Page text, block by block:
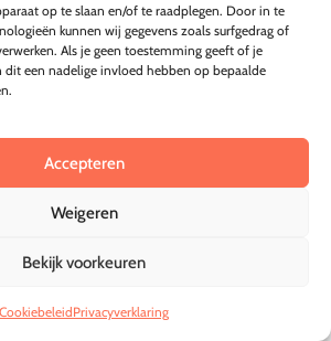
op te slaan en/of te raadplegen. Door in te
kunnen wij gegevens zoals surfgedrag of
Als je geen toestemming geeft of je
een nadelige invloed hebben op bepaalde
Accepteren
Weigeren
Bekijk voorkeuren
CookiebeleidPrivacyverklaring
© Spaans-Online 2026